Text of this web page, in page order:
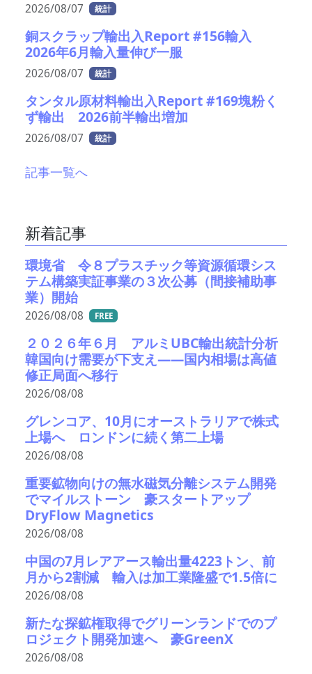
2026/08/07 統計
銅スクラップ輸出入Report #156輸入
2026年6月輸入量伸び一服
2026/08/07 統計
タンタル原材料輸出入Report #169塊粉く
ず輸出 2026前半輸出増加
2026/08/07 統計
記事一覧へ
新着記事
環境省 令８プラスチック等資源循環シス
テム構築実証事業の３次公募（間接補助事
業）開始
2026/08/08 FREE
２０２６年６月 アルミUBC輸出統計分析
韓国向け需要が下支え――国内相場は高値
修正局面へ移行
2026/08/08
グレンコア、10月にオーストラリアで株式
上場へ ロンドンに続く第二上場
2026/08/08
重要鉱物向けの無水磁気分離システム開発
でマイルストーン 豪スタートアップ
DryFlow Magnetics
2026/08/08
中国の7月レアアース輸出量4223トン、前
月から2割減 輸入は加工業隆盛で1.5倍に
2026/08/08
新たな探鉱権取得でグリーンランドでのプ
ロジェクト開発加速へ 豪GreenX
2026/08/08